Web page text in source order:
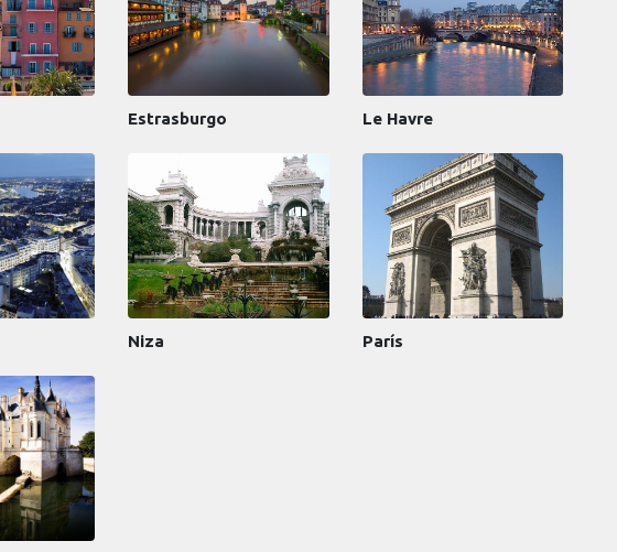
Estrasburgo Le Havre
Niza París